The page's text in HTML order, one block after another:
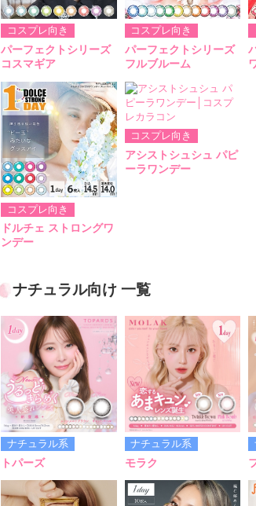
コスプレ向き
パーフェクトシリーズ
コスマギア
コスプレ向き
パーフェクトシリーズ
フルブルーム
コスプレ向き
ドルチェ ストロングワ
ンデー
コスプレ向き
アシストシュシュ パピ
ーラワンデー
ナチュラル向け 一覧
ナチュラル系
トパーズ
ナチュラル系
モラク